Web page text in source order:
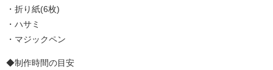
・折り紙(6枚)
・ハサミ
・マジックペン
◆制作時間の目安